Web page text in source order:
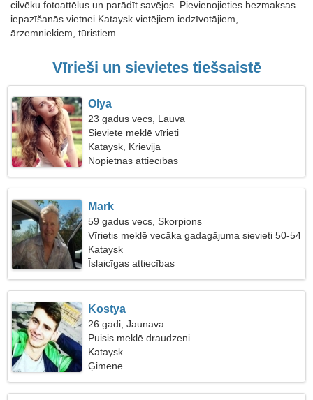
cilvēku fotoattēlus un parādīt savējos. Pievienojieties bezmaksas
iepazīšanās vietnei Kataysk vietējiem iedzīvotājiem,
ārzemniekiem, tūristiem.
Vīrieši un sievietes tiešsaistē
Olya
23 gadus vecs, Lauva
Sieviete meklē vīrieti
Kataysk, Krievija
Nopietnas attiecības
Mark
59 gadus vecs, Skorpions
Vīrietis meklē vecāka gadagājuma sievieti 50-54
Kataysk
Īslaicīgas attiecības
Kostya
26 gadi, Jaunava
Puisis meklē draudzeni
Kataysk
Ģimene